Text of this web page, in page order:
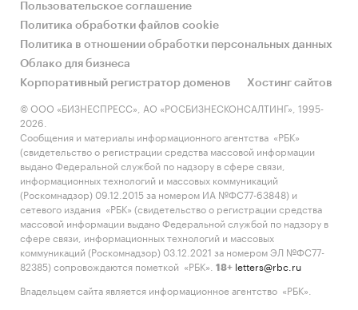
Пользовательское соглашение
Политика обработки файлов cookie
Политика в отношении обработки персональных данных
Облако для бизнеса
Корпоративный регистратор доменов
Хостинг сайтов
© ООО «БИЗНЕСПРЕСС», АО «РОСБИЗНЕСКОНСАЛТИНГ», 1995-
2026.
Сообщения и материалы информационного агентства «РБК»
(свидетельство о регистрации средства массовой информации
выдано Федеральной службой по надзору в сфере связи,
информационных технологий и массовых коммуникаций
(Роскомнадзор) 09.12.2015 за номером ИА №ФС77-63848) и
сетевого издания «РБК» (свидетельство о регистрации средства
массовой информации выдано Федеральной службой по надзору в
сфере связи, информационных технологий и массовых
коммуникаций (Роскомнадзор) 03.12.2021 за номером ЭЛ №ФС77-
82385) сопровождаются пометкой «РБК».
18+ letters@rbc.ru
Владельцем сайта является информационное агентство «РБК».